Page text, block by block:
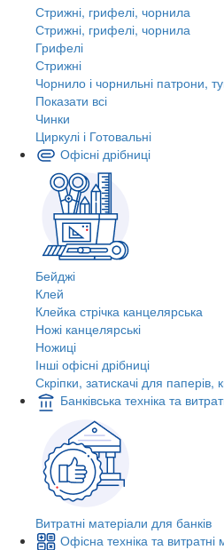
Стрижні, грифелі, чорнила
Стрижні, грифелі, чорнила
Грифелі
Стрижні
Чорнило і чорнильні патрони,
Показати всі
Чинки
Циркулі і Готовальні
Офісні дрібниці
Бейджі
Клей
Клейка стрічка канцелярська
Ножі канцелярські
Ножиці
Інші офісні дрібниці
Скріпки, затискачі для паперів,
Банківська техніка та
Витратні матеріали для банків
Офісна техніка та витратні